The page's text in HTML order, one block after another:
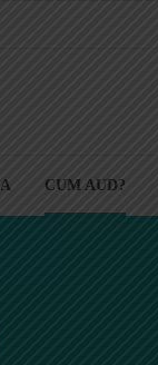
CUM AUD?